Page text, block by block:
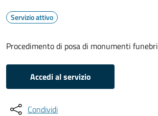
Servizio attivo
Procedimento di posa di monumenti funebri
Accedi al servizio
Condividi